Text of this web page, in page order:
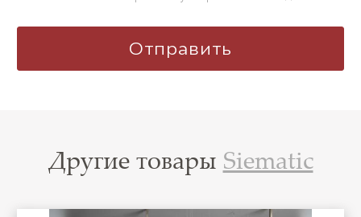
Другие товары Siematic